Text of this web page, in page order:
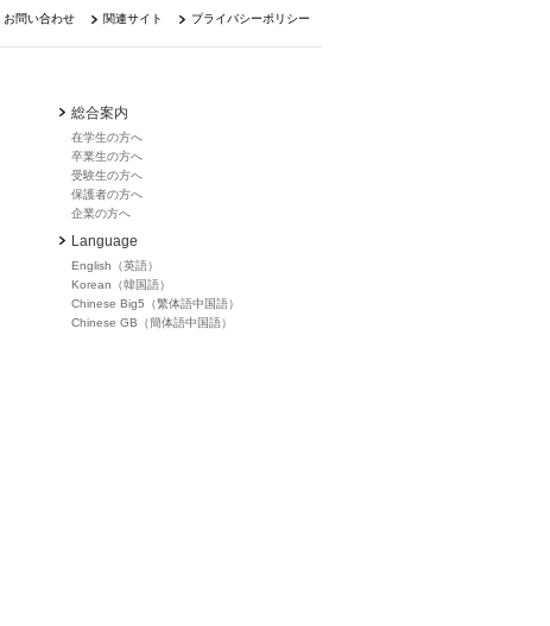
お問い合わせ 関連サイト プライバシーポリシー
総合案内
在学生の方へ
卒業生の方へ
受験生の方へ
保護者の方へ
企業の方へ
Language
English（英語）
Korean（韓国語）
Chinese Big5（繁体語中国語）
Chinese GB（簡体語中国語）